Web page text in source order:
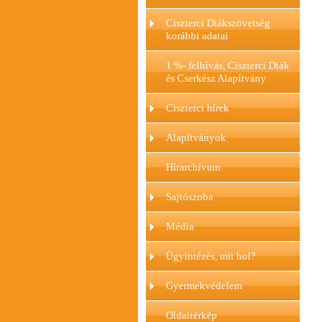
Ciszterci Diákszövetség
korábbi adatai
1 %- felhívás, Ciszterci Diák
és Cserkész Alapítvány
Ciszterci hírek
Alapítványok
Hírarchívum
Sajtószoba
Média
Ügyintézés, mit hol?
Gyermekvédelem
Oldaltérkép